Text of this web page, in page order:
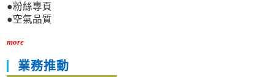
●粉絲專頁
●空氣品質
more
業務推動